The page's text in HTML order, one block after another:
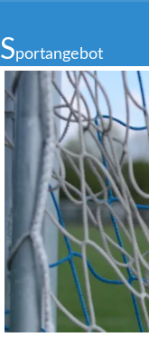
Sportangebot